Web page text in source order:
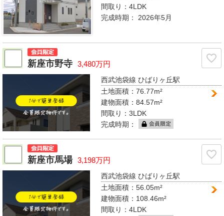
間取り：4LDK
完成時期： 2026年5月
新座市野寺 3,480万円
西武池袋線 ひばりヶ丘駅
土地面積：76.77m²
建物面積：84.57m²
間取り：3LDK
完成時期：
新座市馬場 3,198万円
西武池袋線 ひばりヶ丘駅
土地面積：56.05m²
建物面積：108.46m²
間取り：4LDK